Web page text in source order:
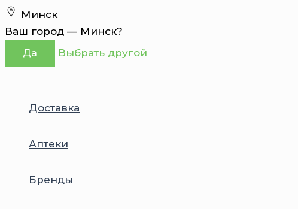
Перейти
к
содержимому
Минск
Ваш город — Минск?
Да Выбрать другой
Доставка
Аптеки
Бренды